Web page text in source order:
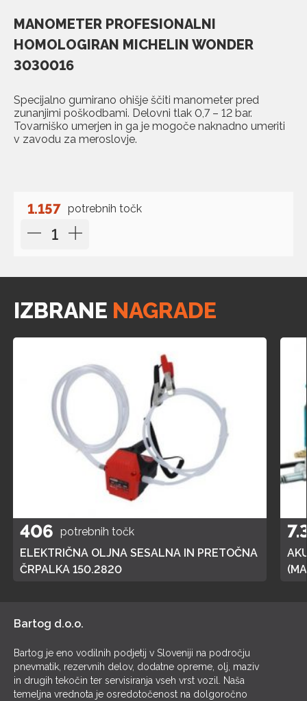
MANOMETER PROFESIONALNI
HOMOLOGIRAN MICHELIN WONDER
3030016
Specijalno gumirano ohišje ščiti manometer pred
zunanjimi poškodbami. Delovni tlak 0,7 – 12 bar.
Tovarniško umerjen in ga je mogoče naknadno umeriti
v zavodu za meroslovje.
1.157 potrebnih točk
IZBRANE NAGRADE
406 potrebnih točk
ELEKTRIČNA OLJNA SESALNA IN PRETOČNA
ČRPALKA 150.2820
Bartog d.o.o.
Bartog je eno vodilnih podjetij v Sloveniji na področju
pnevmatik, rezervnih delov, dodatne opreme, olj, maziv
in drugih tekočin ter servisiranja vseh vrst vozil. Naša
temeljna vrednota je osredotočenost na dolgoročno